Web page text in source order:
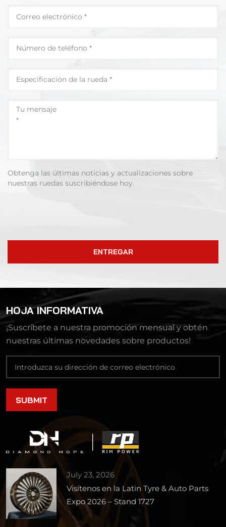
Obtenga las últimas noticias y actualizaciones sobre
nuestras ruedas suscribiéndose hoy.
ENTREGAR
HOJA INFORMATIVA
¡Suscríbete a nuestra promoción mensual y obtén
nuestras últimas novedades sobre productos!
July 23, 2026
Visítenos en la Latin Tyre & Auto Parts
Expo 2026 – Stand 1727